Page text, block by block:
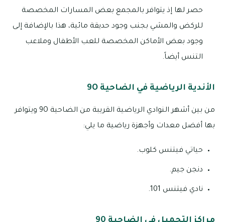
حصر لها إذ يتوافر بالمجمع بعض المسارات المخصصة
للركض والمشي بجنب وجود حديقة مائية، هذا بالإضافة إلى
وجود بعض الأماكن المخصصة للعب الأطفال وملاعب
التنس أيضاً.
الأندية الرياضية في الضاحية 9O
من بين أشهر النوادي الرياضية القريبة من الضاحية 9O ويتوافر
بها أفضل معدات وأجهزة رياضية ما يلي:
حياتي فيتنس كلوب.
دنجن جيم.
نادي فيتنس 101.